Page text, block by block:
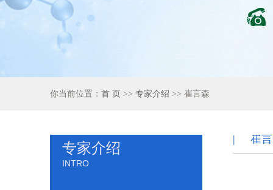
你当前位置： 首 页 >> 专家介绍 >> 崔言森
专家介绍
INTRO
| 崔言